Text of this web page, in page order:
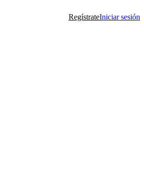
RegístrateIniciar sesión